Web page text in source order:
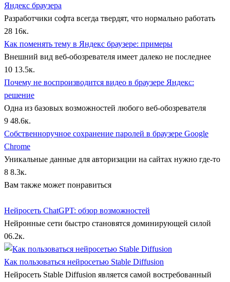
Яндекс браузера
Разработчики софта всегда твердят, что нормально работать
28 16к.
Как поменять тему в Яндекс браузере: примеры
Внешний вид веб-обозревателя имеет далеко не последнее
10 13.5к.
Почему не воспроизводится видео в браузере Яндекс:
решение
Одна из базовых возможностей любого веб-обозревателя
9 48.6к.
Собственноручное сохранение паролей в браузере Google
Chrome
Уникальные данные для авторизации на сайтах нужно где-то
8 8.3к.
Вам также может понравиться
Нейросеть ChatGPT: обзор возможностей
Нейронные сети быстро становятся доминирующей силой
06.2к.
Как пользоваться нейросетью Stable Diffusion
Нейросеть Stable Diffusion является самой востребованный